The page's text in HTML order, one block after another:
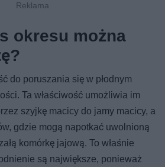
okresu można
do poruszania się w płodnym
Ta właściwość umożliwia im
szyjkę macicy do jamy macicy, a
gdzie mogą napotkać uwolnioną
komórkę jajową. To właśnie
są największe, ponieważ